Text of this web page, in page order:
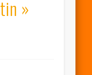
»